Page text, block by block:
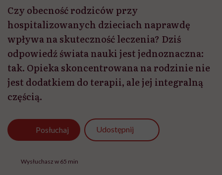
Czy obecność rodziców przy
hospitalizowanych dzieciach naprawdę
wpływa na skuteczność leczenia? Dziś
odpowiedź świata nauki jest jednoznaczna:
tak. Opieka skoncentrowana na rodzinie nie
jest dodatkiem do terapii, ale jej integralną
częścią.
Posłuchaj Udostępnij
Wysłuchasz w 65 min